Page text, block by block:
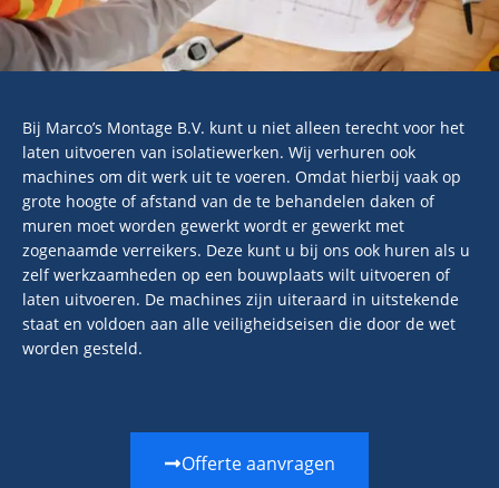
Bij Marco’s Montage B.V. kunt u niet alleen terecht voor het
laten uitvoeren van isolatiewerken. Wij verhuren ook
machines om dit werk uit te voeren. Omdat hierbij vaak op
grote hoogte of afstand van de te behandelen daken of
muren moet worden gewerkt wordt er gewerkt met
zogenaamde verreikers. Deze kunt u bij ons ook huren als u
zelf werkzaamheden op een bouwplaats wilt uitvoeren of
laten uitvoeren. De machines zijn uiteraard in uitstekende
staat en voldoen aan alle veiligheidseisen die door de wet
worden gesteld.
Offerte aanvragen